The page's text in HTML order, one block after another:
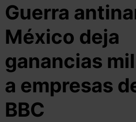
Guerra
México deja
ganancias
a empresas
BBC